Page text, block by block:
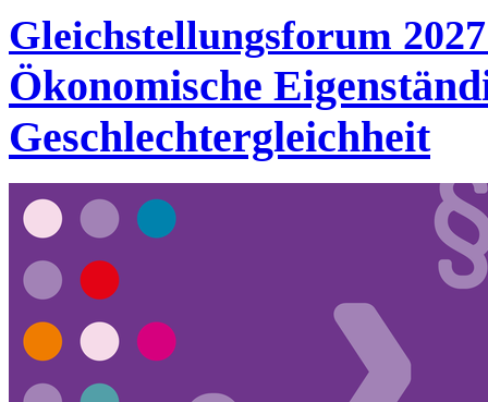
Gleichstellungsforum
Ökonomische
Geschlechtergleichheit